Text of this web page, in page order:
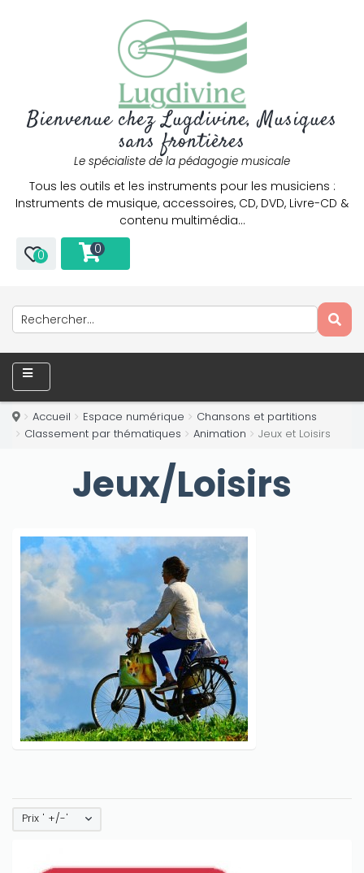
Bienvenue chez Lugdivine, Musiques
sans frontières
Le spécialiste de la pédagogie musicale
Tous les outils et les instruments pour les musiciens :
Instruments de musique, accessoires, CD, DVD, Livre-CD &
contenu multimédia…
0 0
Accueil Espace numérique
Chansons et partitions
Classement par thématiques
Animation Jeux et Loisirs
Jeux/Loisirs
Prix ' +/-'